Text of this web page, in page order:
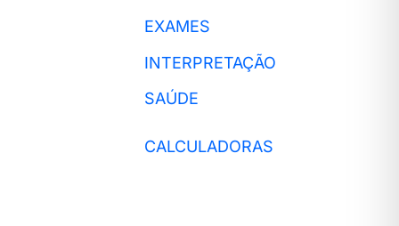
EXAMES
INTERPRETAÇÃO
SAÚDE
CALCULADORAS